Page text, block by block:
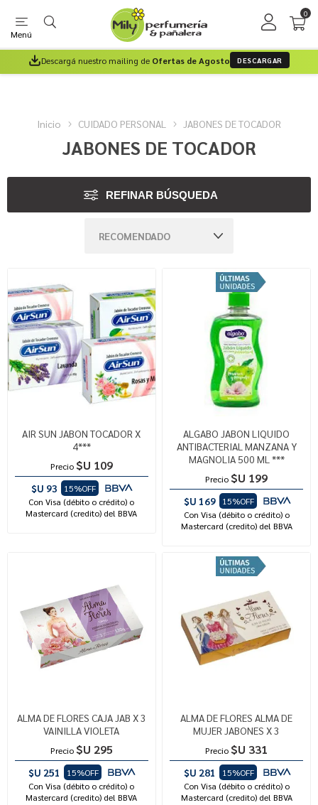
Menú
0
Descargá nuestro mailing de Ofertas de Agosto DESCARGAR
Inicio CUIDADO PERSONAL JABONES DE TOCADOR
JABONES DE TOCADOR
REFINAR BÚSQUEDA
AIR SUN JABON TOCADOR X
4***
Precio $U 109
$U 93
15%OFF
Con Visa (débito o crédito) o
Mastercard (credito) del BBVA
ALGABO JABON LIQUIDO
ANTIBACTERIAL MANZANA Y
MAGNOLIA 500 ML ***
Precio $U 199
$U 169
15%OFF
Con Visa (débito o crédito) o
Mastercard (credito) del BBVA
ALMA DE FLORES CAJA JAB X 3
VAINILLA VIOLETA
Precio $U 295
$U 251
15%OFF
Con Visa (débito o crédito) o
Mastercard (credito) del BBVA
ALMA DE FLORES ALMA DE
MUJER JABONES X 3
Precio $U 331
$U 281
15%OFF
Con Visa (débito o crédito) o
Mastercard (credito) del BBVA